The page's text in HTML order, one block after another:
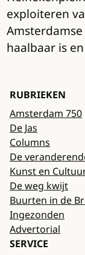
exploiteren
haalbaar is
RUBRIEKEN
Amsterdam 750
De Jas
Columns
De
Kunst en
De weg kwijt
Buurten in de
Ingezonden
Advertorial
SERVICE